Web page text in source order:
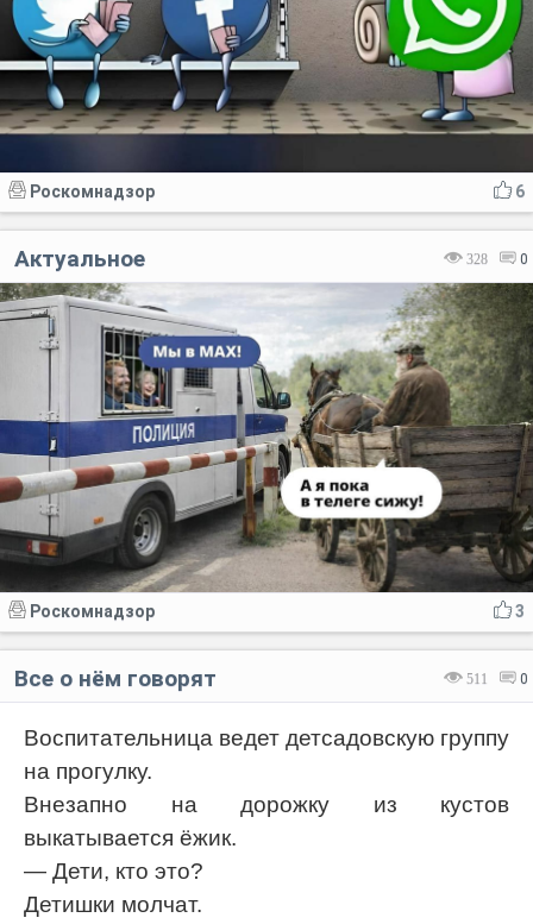
6
Роскомнадзор
328 0
Актуальное
3
Роскомнадзор
511 0
Все о нём говорят
Воспитательница ведет детсадовскую группу
на прогулку.
Внезапно на дорожку из кустов
выкатывается ёжик.
— Дети, кто это?
Детишки молчат.